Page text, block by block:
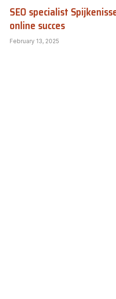
SEO specialist
online succes
February 13, 2025